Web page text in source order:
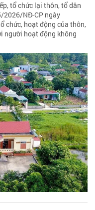
tổ chức lại thôn, tổ dân
2026/NĐ-CP ngày
chức, hoạt động của thôn,
người hoạt động không